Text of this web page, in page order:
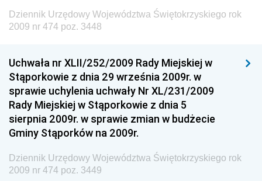
Dziennik Urzędowy Ministra Finansów, Inwestycji i
Rozwoju
Dziennik Urzędowy Ministra Sportu
Dziennik Urzędowy Ministra Funduszy i Polityki
Regionalnej
Dziennik Urzędowy Ministra Aktywów Państwowych
Dziennik Urzędowy Ministra Zdrowia
Dziennik Urzędowy Ministra Środowiska i Głównego
Inspektora Ochrony Środowiska
Dziennik Urzędowy Województwa Świętokrzyskiego rok
2009 nr 474 poz. 3448
Uchwała nr XLII/252/2009 Rady Miejskiej w
Stąporkowie z dnia 29 września 2009r. w
sprawie uchylenia uchwały Nr XL/231/2009
Rady Miejskiej w Stąporkowie z dnia 5
sierpnia 2009r. w sprawie zmian w budżecie
Gminy Stąporków na 2009r.
Dziennik Urzędowy Województwa Świętokrzyskiego rok
2009 nr 474 poz. 3449